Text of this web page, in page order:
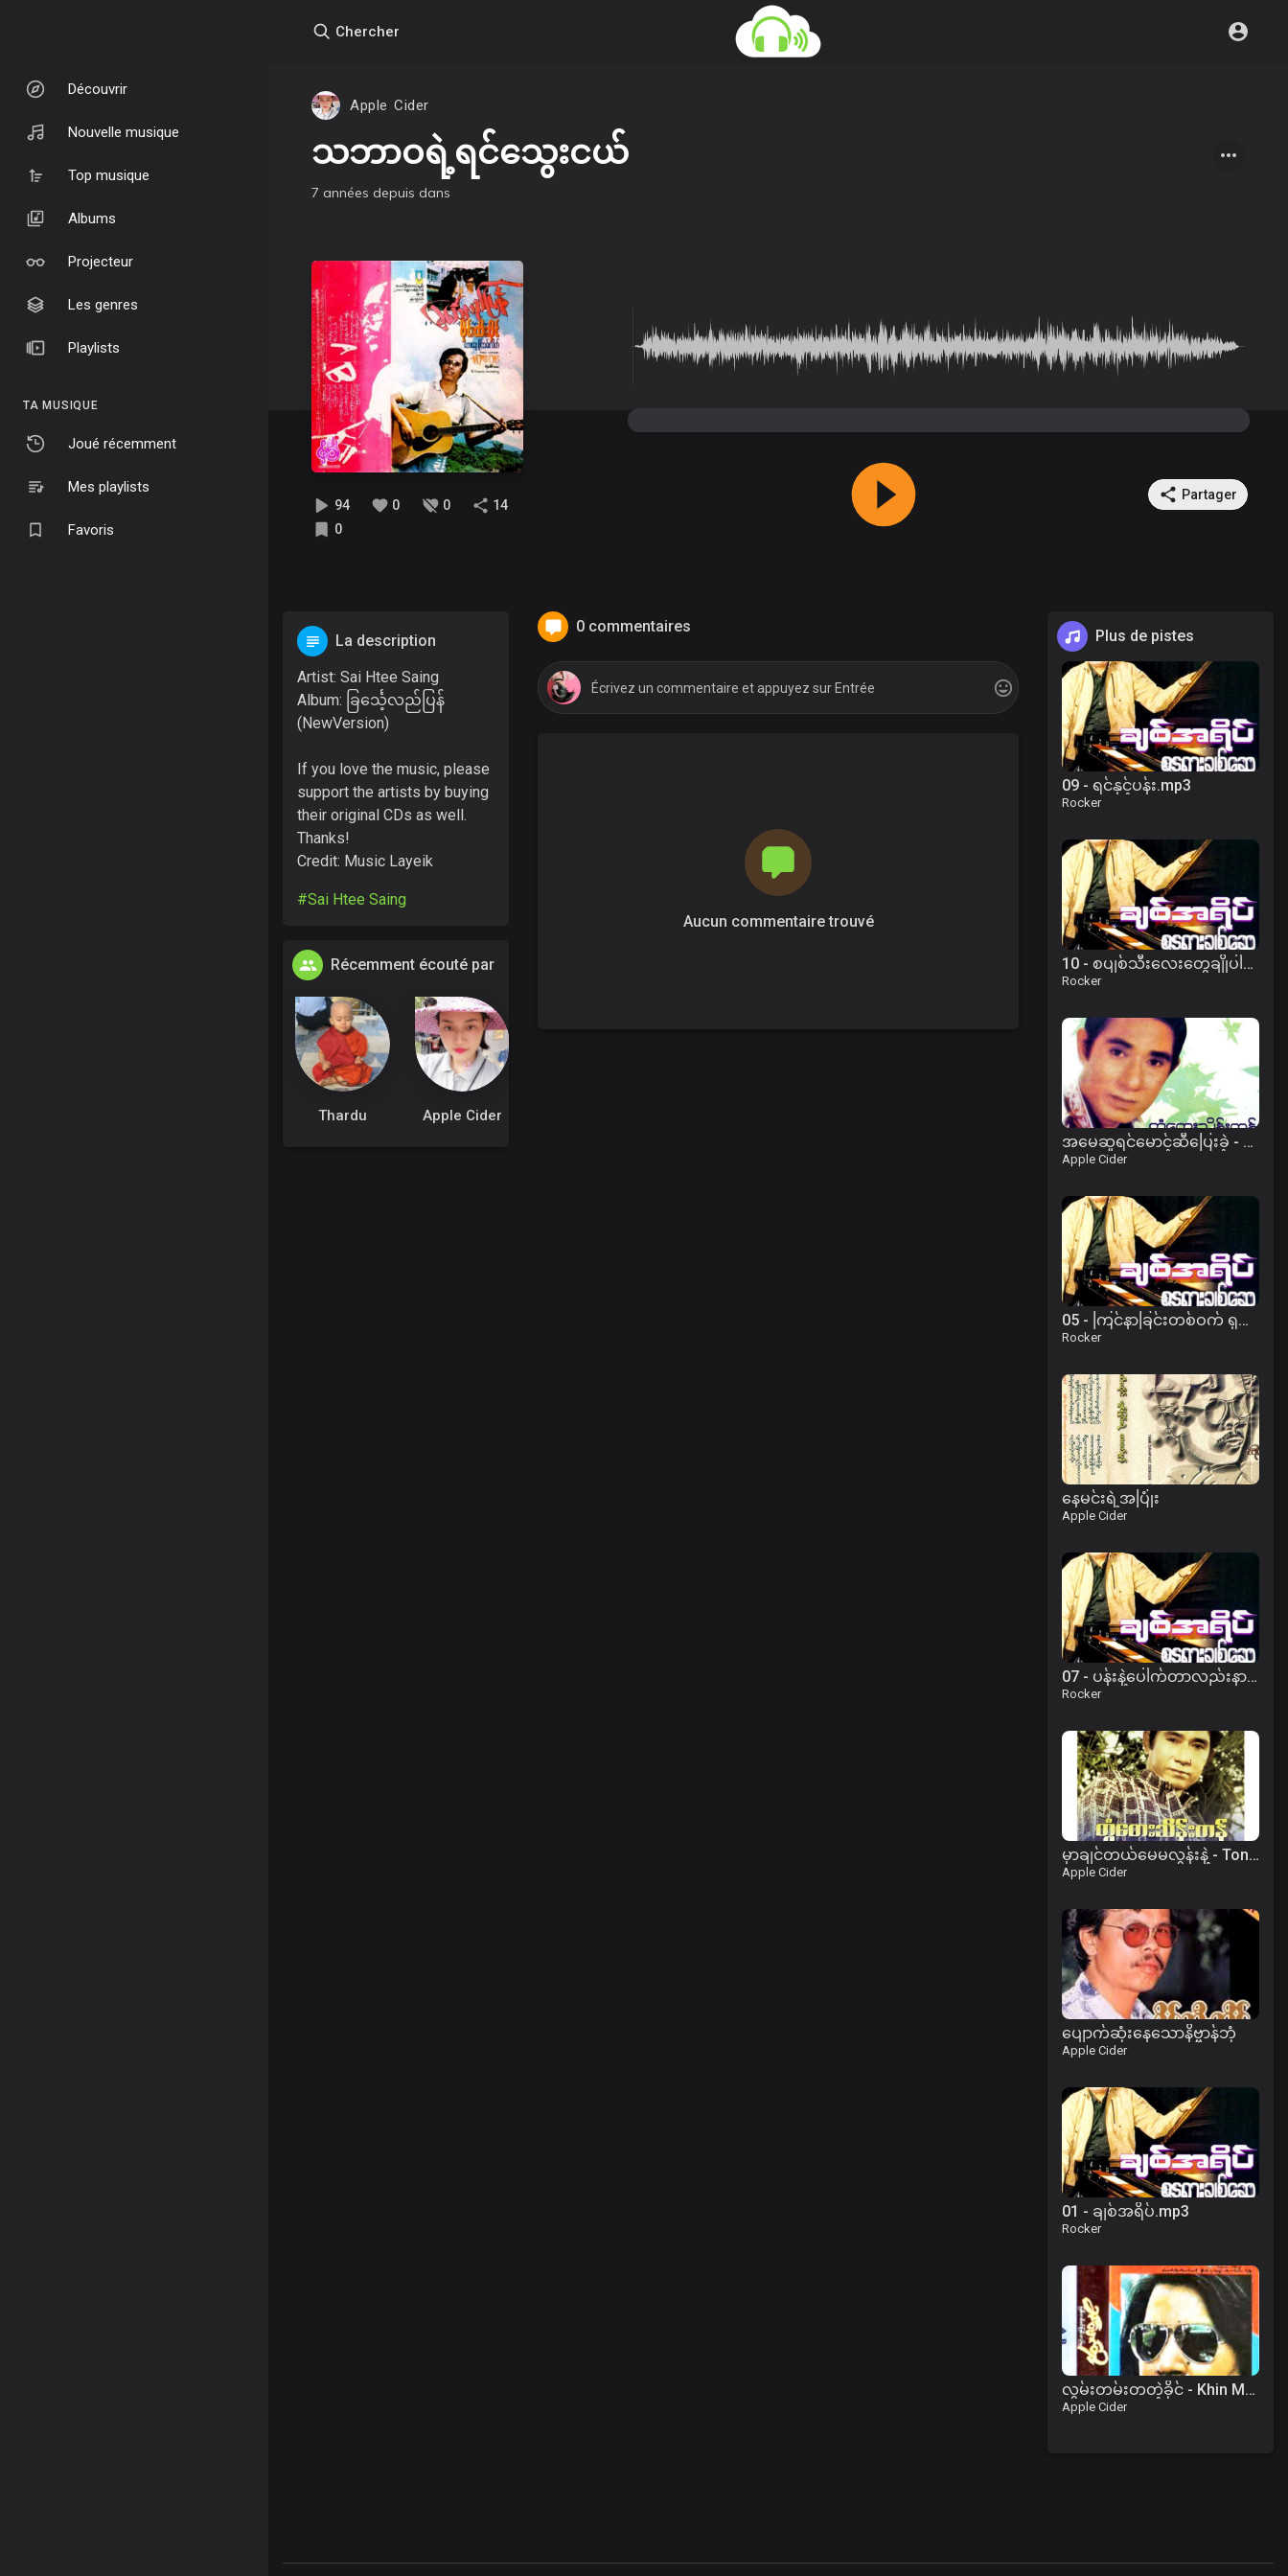
Découvrir
Nouvelle musique
Top musique
Albums
Projecteur
Les genres
Playlists
TA MUSIQUE
Joué récemment
Mes playlists
Favoris
Chercher
Apple Cider
သဘာဝရဲ့ရင်သွေးငယ်
7 années depuis dans
94 0 0
14
0
Partager
0 commentaires
Aucun commentaire trouvé
La description
Artist: Sai Htee Saing
Album: ခြင်္သေ့လည်ပြန်
(NewVersion)
If you love the music, please
support the artists by buying
their original CDs as well.
Thanks!
Credit: Music Layeik
#Sai Htee Saing
Récemment écouté par
Thardu Apple Cider
Plus de pistes
09 - ရင်နှင့်ပန်း.mp3
Rocker
10 - စပျစ်သီးလေးတွေချိုပါတယ်.mp3
Rocker
အမေဆူရင်မောင့်ဆီပြေးခဲ့ - တွံတေးသိန်းတန်
Apple Cider
05 - ကြင်နာခြင်းတစ်ဝက် ရှက်ထွေးခြင်းတစ်ဝက်.mp3
Rocker
နေမင်းရဲ့အပြုံး
Apple Cider
07 - ပန်းနဲ့ပေါက်တာလည်းနာခြင်တယ်.mp3
Rocker
မှာချင်တယ်မေမလွန်းနဲ့ - Ton Tay Thein Tan
Apple Cider
ပျောက်ဆုံးနေသောနိဗ္ဗာန်ဘုံ
Apple Cider
01 - ချစ်အရိပ်.mp3
Rocker
လွမ်းတမ်းတတဲ့ခိုင် - Khin Maung Toe
Apple Cider